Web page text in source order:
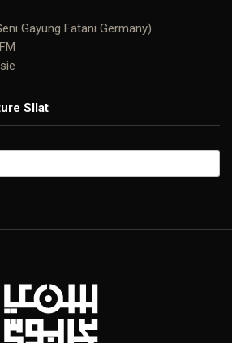
Gayung Fatani Germany)
SIlat